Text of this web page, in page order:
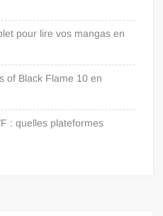
pour lire vos mangas en
of Black Flame 10 en
: quelles plateformes